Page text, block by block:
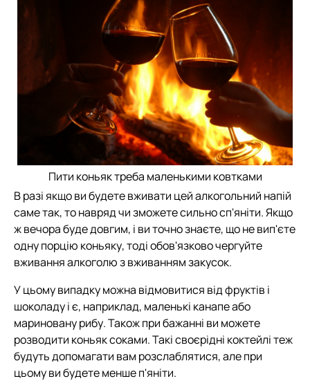
Пити коньяк треба маленькими ковтками
В разі якщо ви будете вживати цей алкогольний напій
саме так, то навряд чи зможете сильно сп'яніти. Якщо
ж вечора буде довгим, і ви точно знаєте, що не вип'єте
одну порцію коньяку, тоді обов'язково чергуйте
вживання алкоголю з вживанням закусок.
У цьому випадку можна відмовитися від фруктів і
шоколаду і є, наприклад, маленькі канапе або
мариновану рибу. Також при бажанні ви можете
розводити коньяк соками. Такі своєрідні коктейлі теж
будуть допомагати вам розслаблятися, але при
цьому ви будете менше п'яніти.